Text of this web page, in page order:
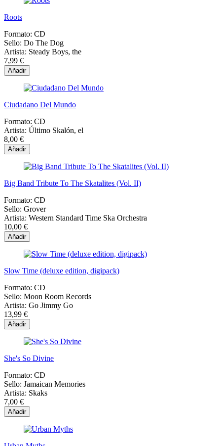
Roots
Formato: CD
Sello: Do The Dog
Artista: Steady Boys, the
7,99 €
Añadir
Ciudadano Del Mundo
Formato: CD
Artista: Último Skalón, el
8,00 €
Añadir
Big Band Tribute To The Skatalites (Vol. II)
Formato: CD
Sello: Grover
Artista: Western Standard Time Ska Orchestra
10,00 €
Añadir
Slow Time (deluxe edition, digipack)
Formato: CD
Sello: Moon Room Records
Artista: Go Jimmy Go
13,99 €
Añadir
She's So Divine
Formato: CD
Sello: Jamaican Memories
Artista: Skaks
7,00 €
Añadir